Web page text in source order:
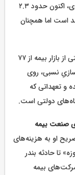
رسیده و ضریب نفوذ بیمه با رشد ۰.۴ واحد درصدی، اکنون حدود ۲.۳
است اما همچنان
به گفته رییس‌کل بیمه مرکزی، سهم بخش غیردولتی از بازار بیمه از ۷۷
نسبی، روی
و تعهداتی که
دولتی است.
او به هزینه‌های
حوادث اخیر بود؛ حوادثی که از «جنگ ۱۲ روزه» تا حادثه بندر
بیمه